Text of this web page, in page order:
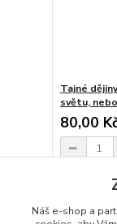
Tajné
světu,
80,00
Náš e-shop a